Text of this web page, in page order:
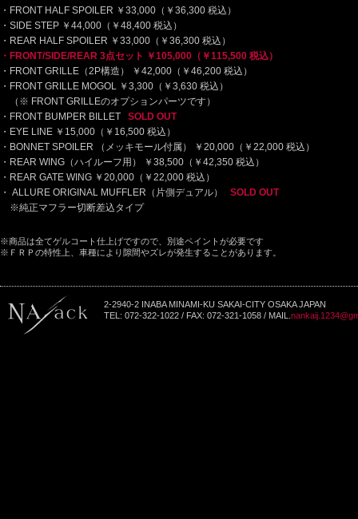
FRONT HALF SPOILER ￥33,000（￥36,300 税込）
SIDE STEP ￥44,000（￥48,400 税込）
REAR HALF SPOILER ￥33,000（￥36,300 税込）
FRONT/SIDE/REAR 3点セット ￥105,000（￥115,500 税込）
FRONT GRILLE（2P構造） ￥42,000（￥46,200 税込）
FRONT GRILLE MOGOL ￥3,300（￥3,630 税込）
（※ FRONT GRILLEのオプションパーツです）
FRONT BUMPER BILLET
SOLD OUT
EYE LINE ￥15,000（￥16,500 税込）
BONNET SPOILER （メッキモール付属） ￥20,000（￥22,000 税込）
REAR WING（ハイルーフ用） ￥38,500（￥42,350 税込）
REAR GATE WING ￥20,000（￥22,000 税込）
ALLURE ORIGINAL MUFFLER（片側デュアル）
SOLD OUT
※純正マフラー切断差込タイプ
※商品は全てゲルコート仕上げですので、別途ペイントが必要です
※ＦＲＰの特性上、車種により隙間やズレが発生することがあります。
2-2940-2 INABA MINAMI-KU SAKAI-CITY OSAKA JAPAN
TEL: 072-322-1022 / FAX: 072-321-1058 / MAIL.